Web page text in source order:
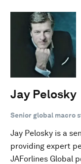
Jay Pelosky
Senior global macro
Jay Pelosky is a
providing expert
JAForlines Global